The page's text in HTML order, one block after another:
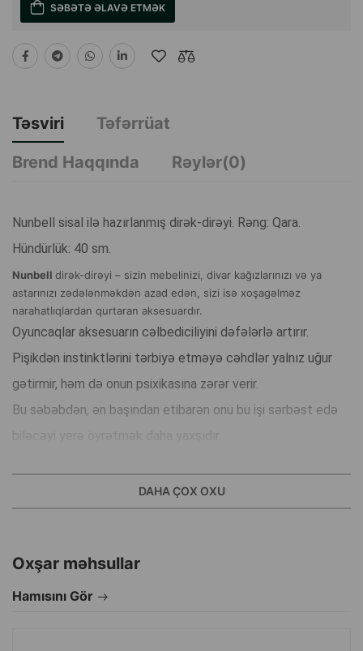
SƏBƏTƏ ƏLAVƏ ETMƏK
Təsviri
Təfərrüat
Brend Haqqında
Rəylər(0)
Nunbell sisal ilə hazırlanmış dirək-dirəyi. Rəng: Qara.
Hündürlük: 40 sm.
Nunbell dirək-dirəyi – sizin mebelinizi, divar kağızlarınızı və ya
astarınızı zədələnməkdən azad edən, sizi isə xoşagəlməz
narahatlıqlardan qurtaran aksesuardır.
Oyuncaqlar aksesuarın cəlbediciliyini dəfələrlə artırır.
Pişikdən instinktlərini tərbiyə etməyə cəhdlər yalnız uğur
gətirmir, həm də onun psixikasına zərər verir.
Bu səbəbdən, ən başından etibarən onu bu işi sərbəst edə
DAHA ÇOX OXU
Oxşar məhsullar
Hamısını Gör